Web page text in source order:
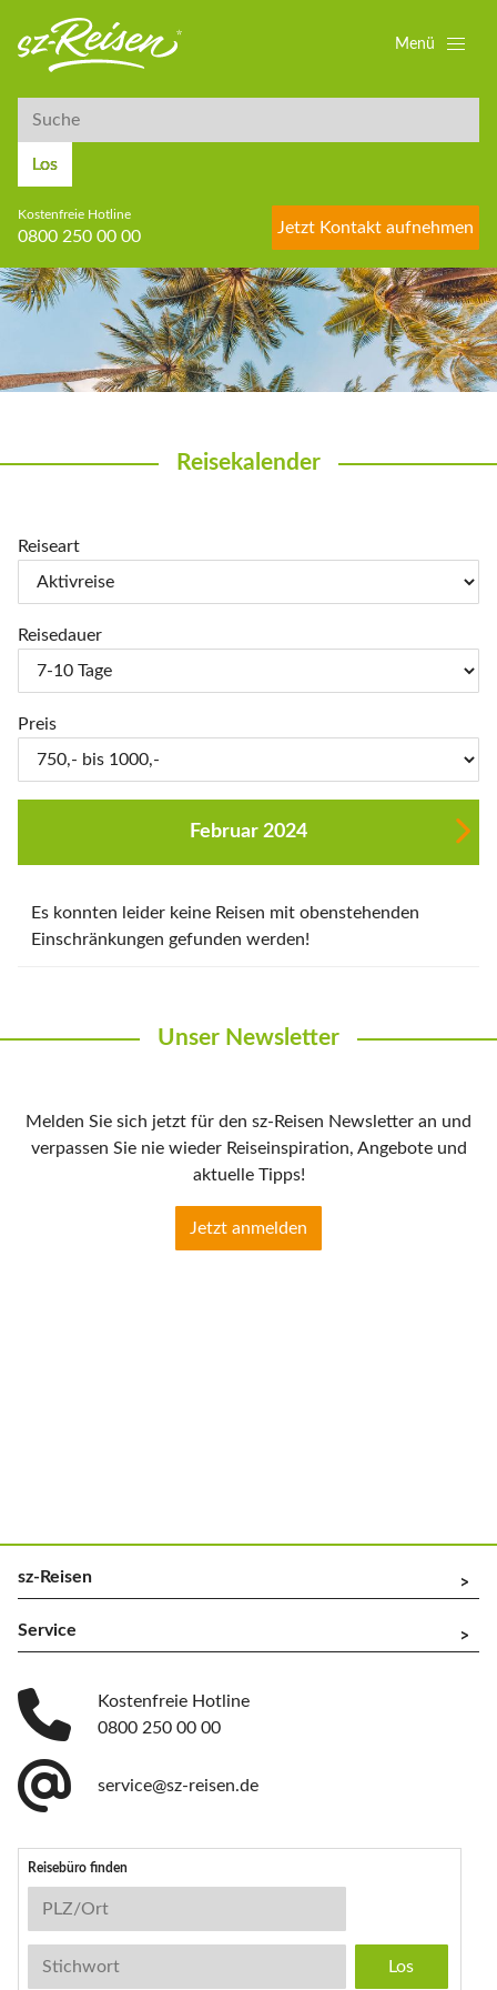
Suche
Los
Kostenfreie Hotline
0800 250 00 00
Jetzt Kontakt aufnehmen
Menü
Reisekalender
Reiseart
Reisedauer
Preis
Februar 2024
Es konnten leider keine Reisen mit obenstehenden
Einschränkungen gefunden werden!
Unser Newsletter
Melden Sie sich jetzt für den sz-Reisen Newsletter an und
verpassen Sie nie wieder Reiseinspiration, Angebote und
aktuelle Tipps!
Jetzt anmelden
sz-Reisen ^
Service ^
Kostenfreie Hotline
0800 250 00 00
service@sz-reisen.de
Reisebüro finden
Reisebüro-Suche
PLZ/Ort